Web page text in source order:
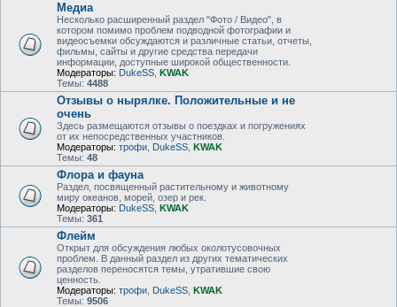
Медиа
Несколько расширенный раздел "Фото / Видео", в
котором помимо проблем подводной фотографии и
видеосъемки обсуждаются и различные статьи, отчеты,
фильмы, сайты и другие средства передачи
информации, доступные широкой общественности.
Модераторы: DukeSS KWAK
Темы: 4488
Отзывы о нырялке. Положительные и не
очень
Здесь размещаются отзывы о поездках и погружениях
от их непосредственных участников.
Модераторы: трофи DukeSS KWAK
Темы: 48
Флора и фауна
Раздел, посвященный растительному и животному
миру океанов, морей, озер и рек.
Модераторы: DukeSS KWAK
Темы: 361
Флейм
Открыт для обсуждения любых околотусовочных
проблем. В данный раздел из других тематических
разделов переносятся темы, утратившие свою
ценность.
Модераторы: трофи DukeSS KWAK
Темы: 9506